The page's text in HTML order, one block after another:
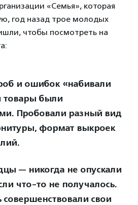
«Семья», которая
год назад трое молодых
чтобы посмотреть на
и ошибок «набивали
товары были
Пробовали разный вид
формат выкроек
— никогда не опускали
что-то не получалось.
свои